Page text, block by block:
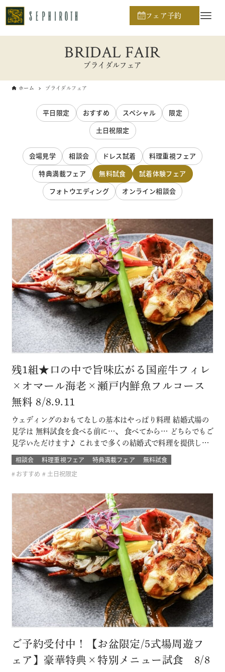
フェア予約
BRIDAL FAIR
ブライダルフェア
ホーム ブライダルフェア
平日限定 おすすめ スペシャル
限定
土日祝限定
会場見学 相談会 ドレス試着
料理重視フェア
特典満載フェア
無料試食
試着体験フェア
フォトウエディング
オンライン相談会
残1組★口の中で旨味広がる国産牛フィレ
×オマール海老×瀬戸内鮮魚フルコース
無料 8/8.9.11
ウェディングのおもてなしの基本はやっぱり料理 結婚式場の
見学は 無料試食を食べる前に…、 食べてから… どちらでもご
見学いただけます♪ これまで多くの結婚式で料理を提供して
きた セフィロト総料理長が作っているので、この機会に是
非、ご賞味下さいませ(＾＾) 無料試食はセフィロトオリジナ
ルの珠玉の一品。 結婚式に参加したゲストの気分で味わって
相談会 料理重視フェア 特典満載フェア
無料試食
おすすめ
土日祝限定
ご予約受付中！【お盆限定/5式場周遊フ
ェア】豪華特典×特別メニュー試食 8/8